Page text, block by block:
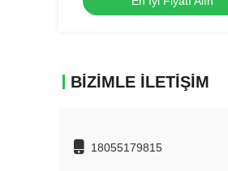
BIZIMLE İLETIŞIM
18055179815